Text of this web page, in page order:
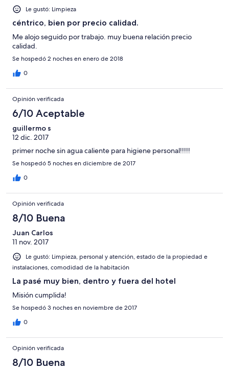
Le gustó: Limpieza
céntrico, bien por precio calidad.
Me alojo seguido por trabajo. muy buena relación precio
calidad.
Se hospedó 2 noches en enero de 2018
0
Opinión verificada
6/10 Aceptable
guillermo s
12 dic. 2017
primer noche sin agua caliente para higiene personal!!!!!
Se hospedó 5 noches en diciembre de 2017
0
Opinión verificada
8/10 Buena
Juan Carlos
11 nov. 2017
Le gustó: Limpieza, personal y atención, estado de la propiedad e
instalaciones, comodidad de la habitación
La pasé muy bien, dentro y fuera del hotel
Misión cumplida!
Se hospedó 3 noches en noviembre de 2017
0
Opinión verificada
8/10 Buena